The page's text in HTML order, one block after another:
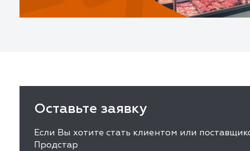
Оставьте заявку
Если Вы хотите стать клиентом или
Продстар